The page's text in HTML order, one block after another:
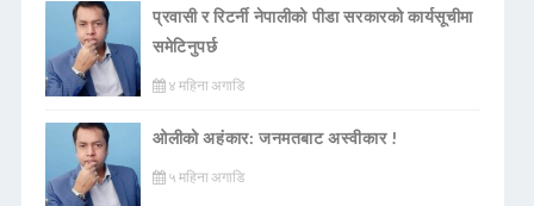
प्रवासी र रिटर्नी नेपालीको पीडा सरकारको कार्यसूचीमा
समेटिनुपर्छ
४ महिना अगाडि
ओलीको अहंकार: जनमतबाट अस्वीकार !
५ महिना अगाडि